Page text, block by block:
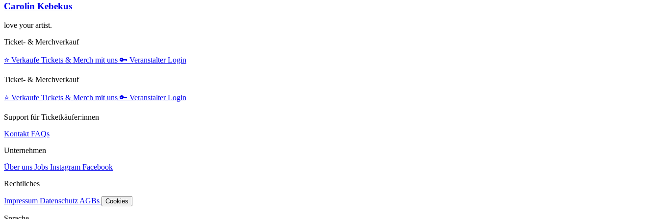
Carolin Kebekus
love your artist.
Ticket- & Merchverkauf
⭐️ Verkaufe Tickets & Merch mit uns 🔑 Veranstalter Login
Ticket- & Merchverkauf
⭐️ Verkaufe Tickets & Merch mit uns 🔑 Veranstalter Login
Support für Ticketkäufer:innen
Kontakt FAQs
Unternehmen
Über uns Jobs Instagram Facebook
Rechtliches
Impressum Datenschutz AGBs Cookies